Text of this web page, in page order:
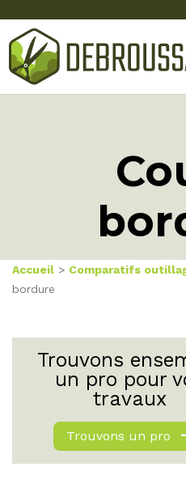
Accueil > Comparatifs
bordure
Trouvons
un pro pour
travaux
Trouvons un pro